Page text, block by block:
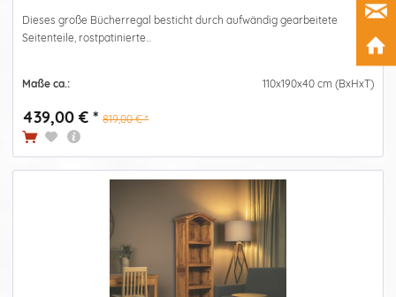
Dieses große Bücherregal besticht durch aufwändig gearbeitete
Seitenteile, rostpatinierte...
Maße ca.: 110x190x40 cm (BxHxT)
439,00 € * 819,00 € *